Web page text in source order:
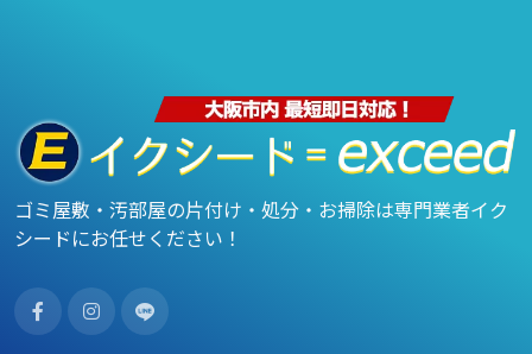
ゴミ屋敷・汚部屋の片付け・処分・お掃除は専門業者イク
シードにお任せください！